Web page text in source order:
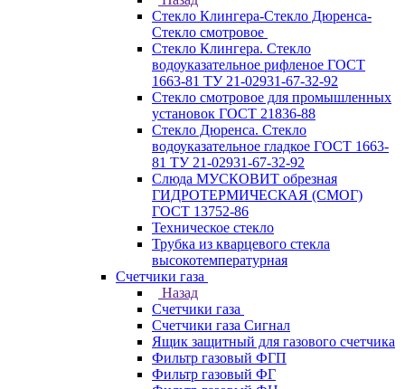
Стекло Клингера-Стекло Дюренса-
Стекло смотровое
Стекло Клингера. Стекло
водоуказательное рифленое ГОСТ
1663-81 ТУ 21-02931-67-32-92
Стекло смотровое для промышленных
установок ГОСТ 21836-88
Стекло Дюренса. Стекло
водоуказательное гладкое ГОСТ 1663-
81 ТУ 21-02931-67-32-92
Слюда МУСКОВИТ обрезная
ГИДРОТЕРМИЧЕСКАЯ (СМОГ)
ГОСТ 13752-86
Техническое стекло
Трубка из кварцевого стекла
высокотемпературная
Счетчики газа
Назад
Счетчики газа
Счетчики газа Сигнал
Ящик защитный для газового счетчика
Фильтр газовый ФГП
Фильтр газовый ФГ